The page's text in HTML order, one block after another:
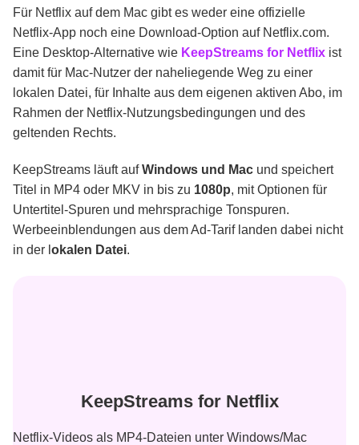
Für Netflix auf dem Mac gibt es weder eine offizielle
Netflix-App noch eine Download-Option auf Netflix.com.
Eine Desktop-Alternative wie KeepStreams for Netflix ist
damit für Mac-Nutzer der naheliegende Weg zu einer
lokalen Datei, für Inhalte aus dem eigenen aktiven Abo, im
Rahmen der Netflix-Nutzungsbedingungen und des
geltenden Rechts.
KeepStreams läuft aufWindows und Mac und speichert
Titel in MP4 oder MKV in bis zu 1080p, mit Optionen für
Untertitel-Spuren und mehrsprachige Tonspuren.
Werbeeinblendungen aus dem Ad-Tarif landen dabei nicht
in der l okalen Datei.
KeepStreams for Netflix
Netflix-Videos als MP4-Dateien unter Windows/Mac